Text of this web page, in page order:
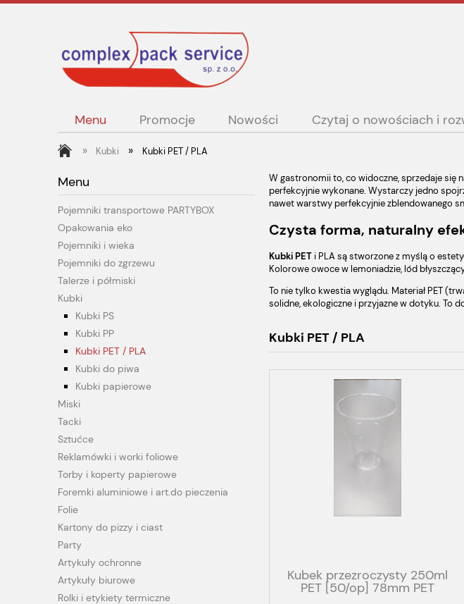
Menu Promocje Nowości Czytaj o nowościach i
» Kubki » Kubki PET / PLA
Menu
Pojemniki transportowe PARTYBOX
Opakowania eko
Pojemniki i wieka
Pojemniki do zgrzewu
Talerze i półmiski
Kubki
Kubki PS
Kubki PP
Kubki PET / PLA
Kubki do piwa
Kubki papierowe
Miski
Tacki
Sztućce
Reklamówki i worki foliowe
Torby i koperty papierowe
Foremki aluminiowe i art.do pieczenia
Folie
Kartony do pizzy i ciast
Party
Artykuły ochronne
Artykuły biurowe
Rolki i etykiety termiczne
W gastronomii to, co widoczne, sprzedaje się
perfekcyjnie wykonane. Wystarczy jedno
nawet warstwy perfekcyjnie zblendowanego
Czysta forma, naturalny
Kubki PET i PLA są stworzone z myślą o
Kolorowe owoce w lemoniadzie, lód
To nie tylko kwestia wyglądu. Materiał PET
solidne, ekologiczne i przyjazne w dotyku. To
Kubki PET / PLA
Kubek przezroczysty 250ml
PET [50/op] 78mm PET